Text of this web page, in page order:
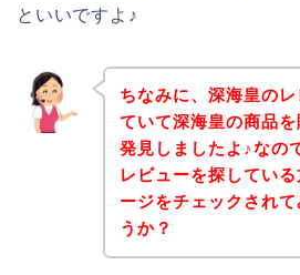
といいですよ♪
ちなみに、深海皇の
ていて深海皇の商品
発見しましたよ♪なの
レビューを探してい
ージをチェックされ
うか？